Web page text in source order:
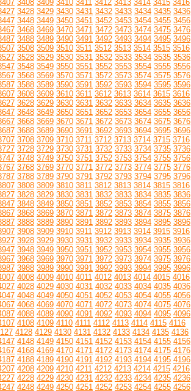
3408 3409 3410 3411 3412 3413 3414 3415 3416
3428 3429 3430 3431 3432 3433 3434 3435 3436
3448 3449 3450 3451 3452 3453 3454 3455 3456
3468 3469 3470 3471 3472 3473 3474 3475 3476
3488 3489 3490 3491 3492 3493 3494 3495 3496
3508 3509 3510 3511 3512 3513 3514 3515 3516
3528 3529 3530 3531 3532 3533 3534 3535 3536
3548 3549 3550 3551 3552 3553 3554 3555 3556
3568 3569 3570 3571 3572 3573 3574 3575 3576
3588 3589 3590 3591 3592 3593 3594 3595 3596
3608 3609 3610 3611 3612 3613 3614 3615 3616
3628 3629 3630 3631 3632 3633 3634 3635 3636
3648 3649 3650 3651 3652 3653 3654 3655 3656
3668 3669 3670 3671 3672 3673 3674 3675 3676
3688 3689 3690 3691 3692 3693 3694 3695 3696
3708 3709 3710 3711 3712 3713 3714 3715 3716
3728 3729 3730 3731 3732 3733 3734 3735 3736
3748 3749 3750 3751 3752 3753 3754 3755 3756
3768 3769 3770 3771 3772 3773 3774 3775 3776
3788 3789 3790 3791 3792 3793 3794 3795 3796
3808 3809 3810 3811 3812 3813 3814 3815 3816
3828 3829 3830 3831 3832 3833 3834 3835 3836
3848 3849 3850 3851 3852 3853 3854 3855 3856
3868 3869 3870 3871 3872 3873 3874 3875 3876
3888 3889 3890 3891 3892 3893 3894 3895 3896
3908 3909 3910 3911 3912 3913 3914 3915 3916
3928 3929 3930 3931 3932 3933 3934 3935 3936
3948 3949 3950 3951 3952 3953 3954 3955 3956
3968 3969 3970 3971 3972 3973 3974 3975 3976
3988 3989 3990 3991 3992 3993 3994 3995 3996
4008 4009 4010 4011 4012 4013 4014 4015 4016
4028 4029 4030 4031 4032 4033 4034 4035 4036
4048 4049 4050 4051 4052 4053 4054 4055 4056
4068 4069 4070 4071 4072 4073 4074 4075 4076
4088 4089 4090 4091 4092 4093 4094 4095 4096
4108 4109 4110 4111 4112 4113 4114 4115 4116
4128 4129 4130 4131 4132 4133 4134 4135 4136
4148 4149 4150 4151 4152 4153 4154 4155 4156
4168 4169 4170 4171 4172 4173 4174 4175 4176
4188 4189 4190 4191 4192 4193 4194 4195 4196
4208 4209 4210 4211 4212 4213 4214 4215 4216
4228 4229 4230 4231 4232 4233 4234 4235 4236
4248 4249 4250 4251 4252 4253 4254 4255 4256